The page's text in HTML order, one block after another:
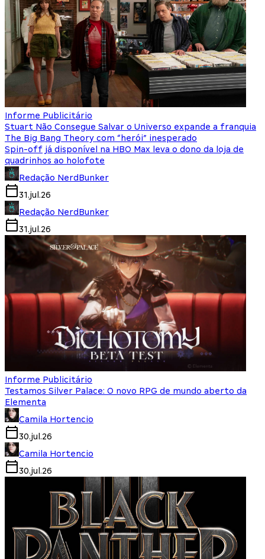
Informe Publicitário
Stuart Não Consegue Salvar o Universo expande a franquia
The Big Bang Theory com “herói” inesperado
Spin-off já disponível na HBO Max leva o dono da loja de
quadrinhos ao holofote
Redação NerdBunker
31.jul.26
Redação NerdBunker
31.jul.26
Informe Publicitário
Testamos Silver Palace: O novo RPG de mundo aberto da
Elementa
Camila Hortencio
30.jul.26
Camila Hortencio
30.jul.26